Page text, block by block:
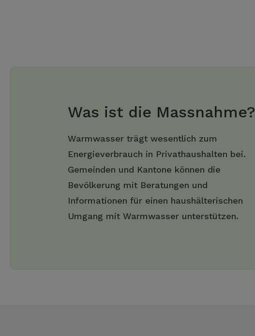
Was ist die Massnahme?
Warmwasser trägt wesentlich zum
Energieverbrauch in Privathaushalten bei.
Gemeinden und Kantone können die
Bevölkerung mit Beratungen und
Informationen für einen haushälterischen
Umgang mit Warmwasser unterstützen.